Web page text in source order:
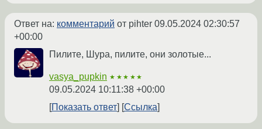
Ответ на: комментарий от pihter 09.05.2024 02:30:57
+00:00
Пилите, Шура, пилите, они золотые...
vasya_pupkin ★★★★★
09.05.2024 10:11:38 +00:00
Показать ответ
Ссылка